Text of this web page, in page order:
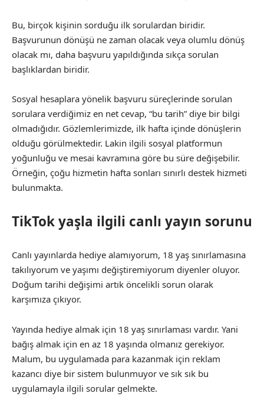
Bu, birçok kişinin sorduğu ilk sorulardan biridir.
Başvurunun dönüşü ne zaman olacak veya olumlu dönüş
olacak mı, daha başvuru yapıldığında sıkça sorulan
başlıklardan biridir.
Sosyal hesaplara yönelik başvuru süreçlerinde sorulan
sorulara verdiğimiz en net cevap, “bu tarih” diye bir bilgi
olmadığıdır. Gözlemlerimizde, ilk hafta içinde dönüşlerin
olduğu görülmektedir. Lakin ilgili sosyal platformun
yoğunluğu ve mesai kavramına göre bu süre değişebilir.
Örneğin, çoğu hizmetin hafta sonları sınırlı destek hizmeti
bulunmakta.
TikTok yaşla ilgili canlı yayın sorunu
Canlı yayınlarda hediye alamıyorum, 18 yaş sınırlamasına
takılıyorum ve yaşımı değiştiremiyorum diyenler oluyor.
Doğum tarihi değişimi artık öncelikli sorun olarak
karşımıza çıkıyor.
Yayında hediye almak için 18 yaş sınırlaması vardır. Yani
bağış almak için en az 18 yaşında olmanız gerekiyor.
Malum, bu uygulamada para kazanmak için reklam
kazancı diye bir sistem bulunmuyor ve sık sık bu
uygulamayla ilgili sorular gelmekte.